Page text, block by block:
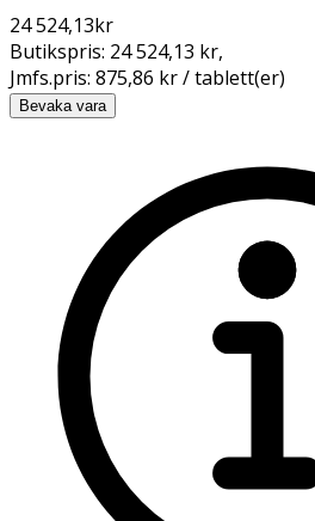
24 524,13kr
Butikspris: 24 524,13 kr,
Jmfs.pris: 875,86 kr / tablett(er)
Bevaka vara